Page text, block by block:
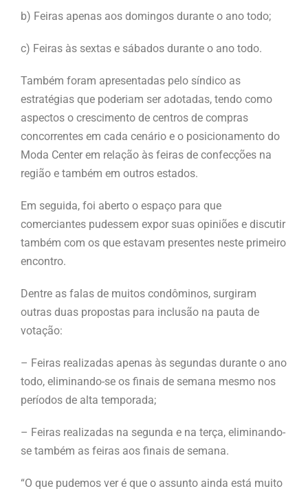
b) Feiras apenas aos domingos durante o ano todo;
c) Feiras às sextas e sábados durante o ano todo.
Também foram apresentadas pelo síndico as
estratégias que poderiam ser adotadas, tendo como
aspectos o crescimento de centros de compras
concorrentes em cada cenário e o posicionamento do
Moda Center em relação às feiras de confecções na
região e também em outros estados.
Em seguida, foi aberto o espaço para que
comerciantes pudessem expor suas opiniões e discutir
também com os que estavam presentes neste primeiro
encontro.
Dentre as falas de muitos condôminos, surgiram
outras duas propostas para inclusão na pauta de
votação:
– Feiras realizadas apenas às segundas durante o ano
todo, eliminando-se os finais de semana mesmo nos
períodos de alta temporada;
– Feiras realizadas na segunda e na terça, eliminando-
se também as feiras aos finais de semana.
“O que pudemos ver é que o assunto ainda está muito